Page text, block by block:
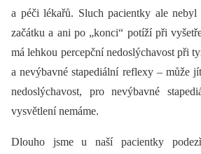
a péči lékařů. Sluch pacientky ale
začátku a ani po „konci“ potíží při
má lehkou percepční nedoslýchavost při
a nevýbavné stapediální reflexy –⁠ může
nedoslýchavost, pro nevýbavné
vysvětlení nemáme.
Dlouho jsme u naší pacientky